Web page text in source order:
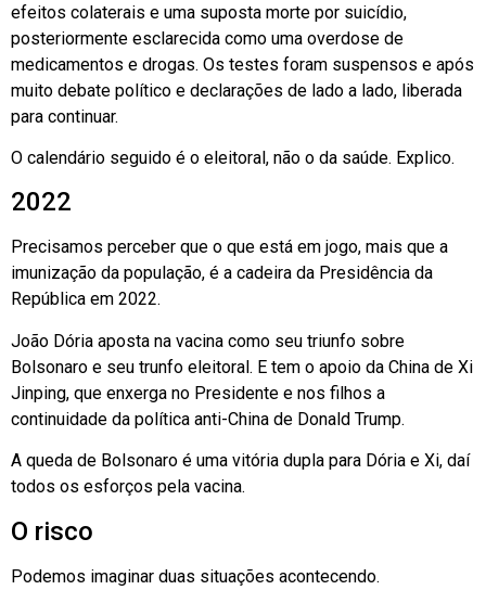
efeitos colaterais e uma suposta morte por suicídio,
posteriormente esclarecida como uma overdose de
medicamentos e drogas. Os testes foram suspensos e após
muito debate político e declarações de lado a lado, liberada
para continuar.
O calendário seguido é o eleitoral, não o da saúde. Explico.
2022
Precisamos perceber que o que está em jogo, mais que a
imunização da população, é a cadeira da Presidência da
República em 2022.
João Dória aposta na vacina como seu triunfo sobre
Bolsonaro e seu trunfo eleitoral. E tem o apoio da China de Xi
Jinping, que enxerga no Presidente e nos filhos a
continuidade da política anti-China de Donald Trump.
A queda de Bolsonaro é uma vitória dupla para Dória e Xi, daí
todos os esforços pela vacina.
O risco
Podemos imaginar duas situações acontecendo.